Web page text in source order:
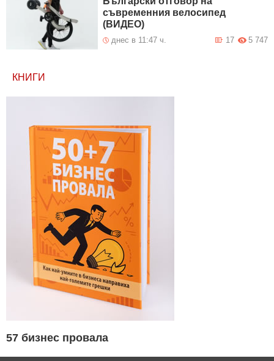
съвременния велосипед
(ВИДЕО)
днес в 11:47 ч. 5 747
17
КНИГИ
57 бизнес провала